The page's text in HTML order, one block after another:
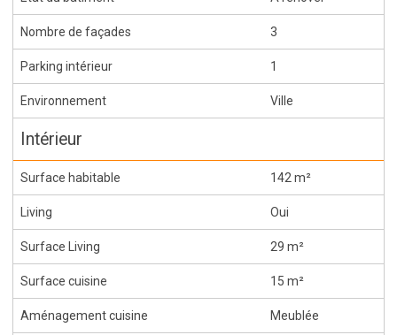
Nombre de façades 3
Parking intérieur 1
Environnement Ville
Intérieur
Surface habitable 142 m²
Living Oui
Surface Living 29 m²
Surface cuisine 15 m²
Aménagement cuisine Meublée